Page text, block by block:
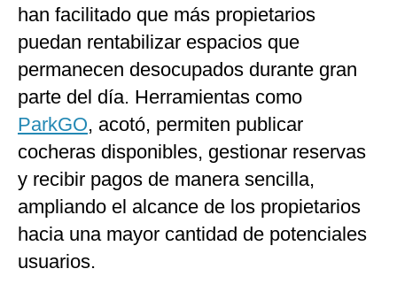
han facilitado que más propietarios
puedan rentabilizar espacios que
permanecen desocupados durante gran
parte del día. Herramientas como
ParkGO, acotó, permiten publicar
cocheras disponibles, gestionar reservas
y recibir pagos de manera sencilla,
ampliando el alcance de los propietarios
hacia una mayor cantidad de potenciales
usuarios.